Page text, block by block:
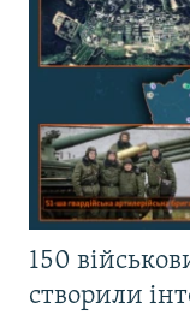
150
створили